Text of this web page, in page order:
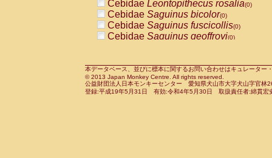
CercopithecidaeCercocebus
CercopithecidaeCercocebus
CercopithecidaeCercocebus
CercopithecidaeCercocebushybrid
CercopithecidaePapio anubis(0)
CercopithecidaePapio cynocephalus
CercopithecidaePapio hamadryas(0)
Cebidae Leontopithecus rosalia(0)
Cebidae Saguinus bicolor(0)
Cebidae Saguinus fuscicollis(0)
Cebidae Saguinus geoffroyi(0)
CebidaeSaguinus leucopus(0)
CebidaeSaguinus midas(0)
Cebidae Saguinus mystax(0)
本データベース、並びに標本に関するお問い合わせはキュレータ
© 2013 Japan Monkey Centre. All rights reserved.
公益財団法人日本モンキーセンター 愛知県犬山市大字犬山字官
登録:平成19年5月31日 有効:令和4年5月30日 取扱責任者:綿貫宏